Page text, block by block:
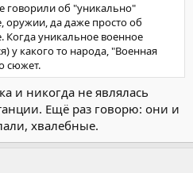
говорили об "уникально"
оружии, да даже просто об
Когда уникальное военное
у какого то народа, "Военная
сюжет.
и никогда не являлась
Ещё раз говорю: они и
хвалебные.